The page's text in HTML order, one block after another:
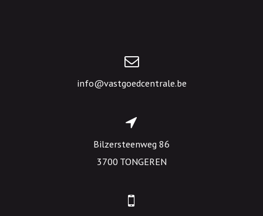
info@vastgoedcentrale.be
Bilzersteenweg 86
3700 TONGEREN